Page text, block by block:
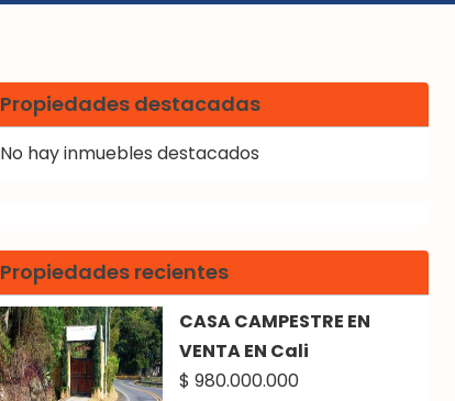
Propiedades destacadas
No hay inmuebles destacados
Propiedades recientes
CASA CAMPESTRE EN
VENTA EN Cali
$ 980.000.000